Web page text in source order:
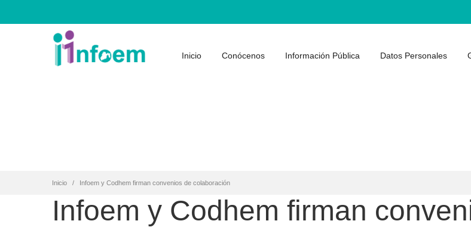
Inicio Conócenos Información Pública Datos Personales
Inicio Infoem y Codhem firman convenios de colaboración
Infoem y Codhem firman